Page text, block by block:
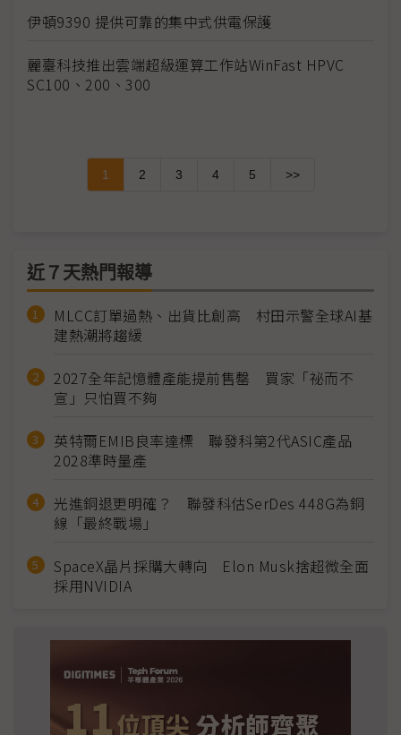
伊頓9390 提供可靠的集中式供電保護
麗臺科技推出雲端超級運算工作站WinFast HPVC
SC100、200、300
1 2 3 4 5 >>
近７天熱門報導
MLCC訂單過熱、出貨比創高 村田示警全球AI基
建熱潮將趨緩
2027全年記憶體產能提前售罄 買家「祕而不
宣」只怕買不夠
英特爾EMIB良率達標 聯發科第2代ASIC產品
2028準時量產
光進銅退更明確？ 聯發科估SerDes 448G為銅
線「最終戰場」
SpaceX晶片採購大轉向 Elon Musk捨超微全面
採用NVIDIA